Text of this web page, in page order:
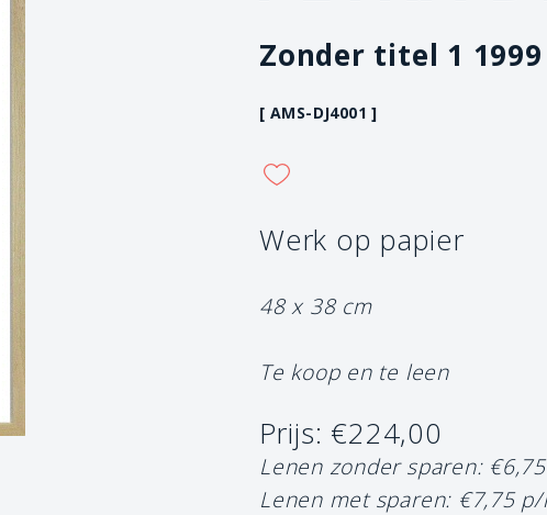
Zonder titel 1 1999
[ AMS-DJ4001 ]
Werk op papier
48 x 38 cm
Te koop en te leen
Prijs: €224,00
Lenen zonder sparen:
Lenen met sparen: €7,75